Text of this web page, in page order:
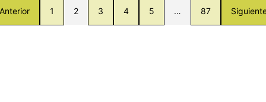
1 2 3 4 5 … 87